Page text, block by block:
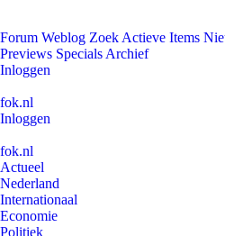
Forum Weblog Zoek Actieve Items
Previews Specials Archief
Inloggen
fok.nl
Inloggen
fok.nl
Actueel
Nederland
Internationaal
Economie
Politiek